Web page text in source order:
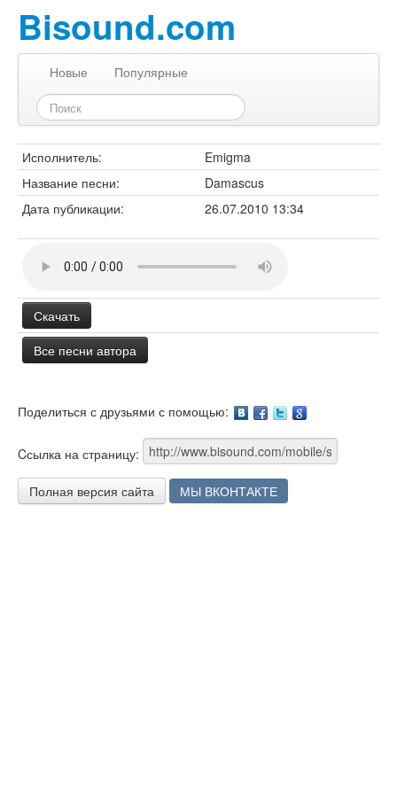
Bisound.com
Новые Популярные
Исполнитель:
Emigma
Название песни:
Damascus
Дата публикации:
26.07.2010 13:34
Скачать
Все песни автора
Поделиться с друзьями с помощью:
Cсылка на страницу:
Полная версия сайта МЫ ВКОНТАКТЕ